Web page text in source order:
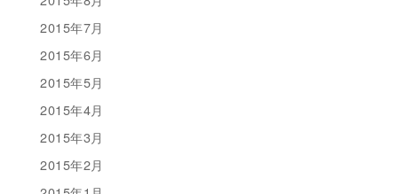
2015年7月
2015年6月
2015年5月
2015年4月
2015年3月
2015年2月